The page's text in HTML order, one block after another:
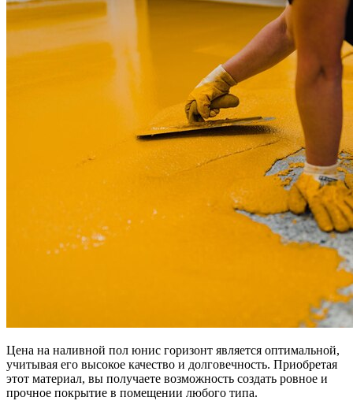
Цена на наливной пол юнис горизонт является оптимальной,
учитывая его высокое качество и долговечность. Приобретая
этот материал, вы получаете возможность создать ровное и
прочное покрытие в помещении любого типа.